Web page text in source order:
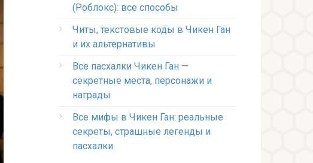
(Роблокс): все способы
Читы, текстовые коды в Чикен Ган
и их альтернативы
Все пасхалки Чикен Ган —
секретные места, персонажи и
награды
Все мифы в Чикен Ган: реальные
секреты, страшные легенды и
пасхалки